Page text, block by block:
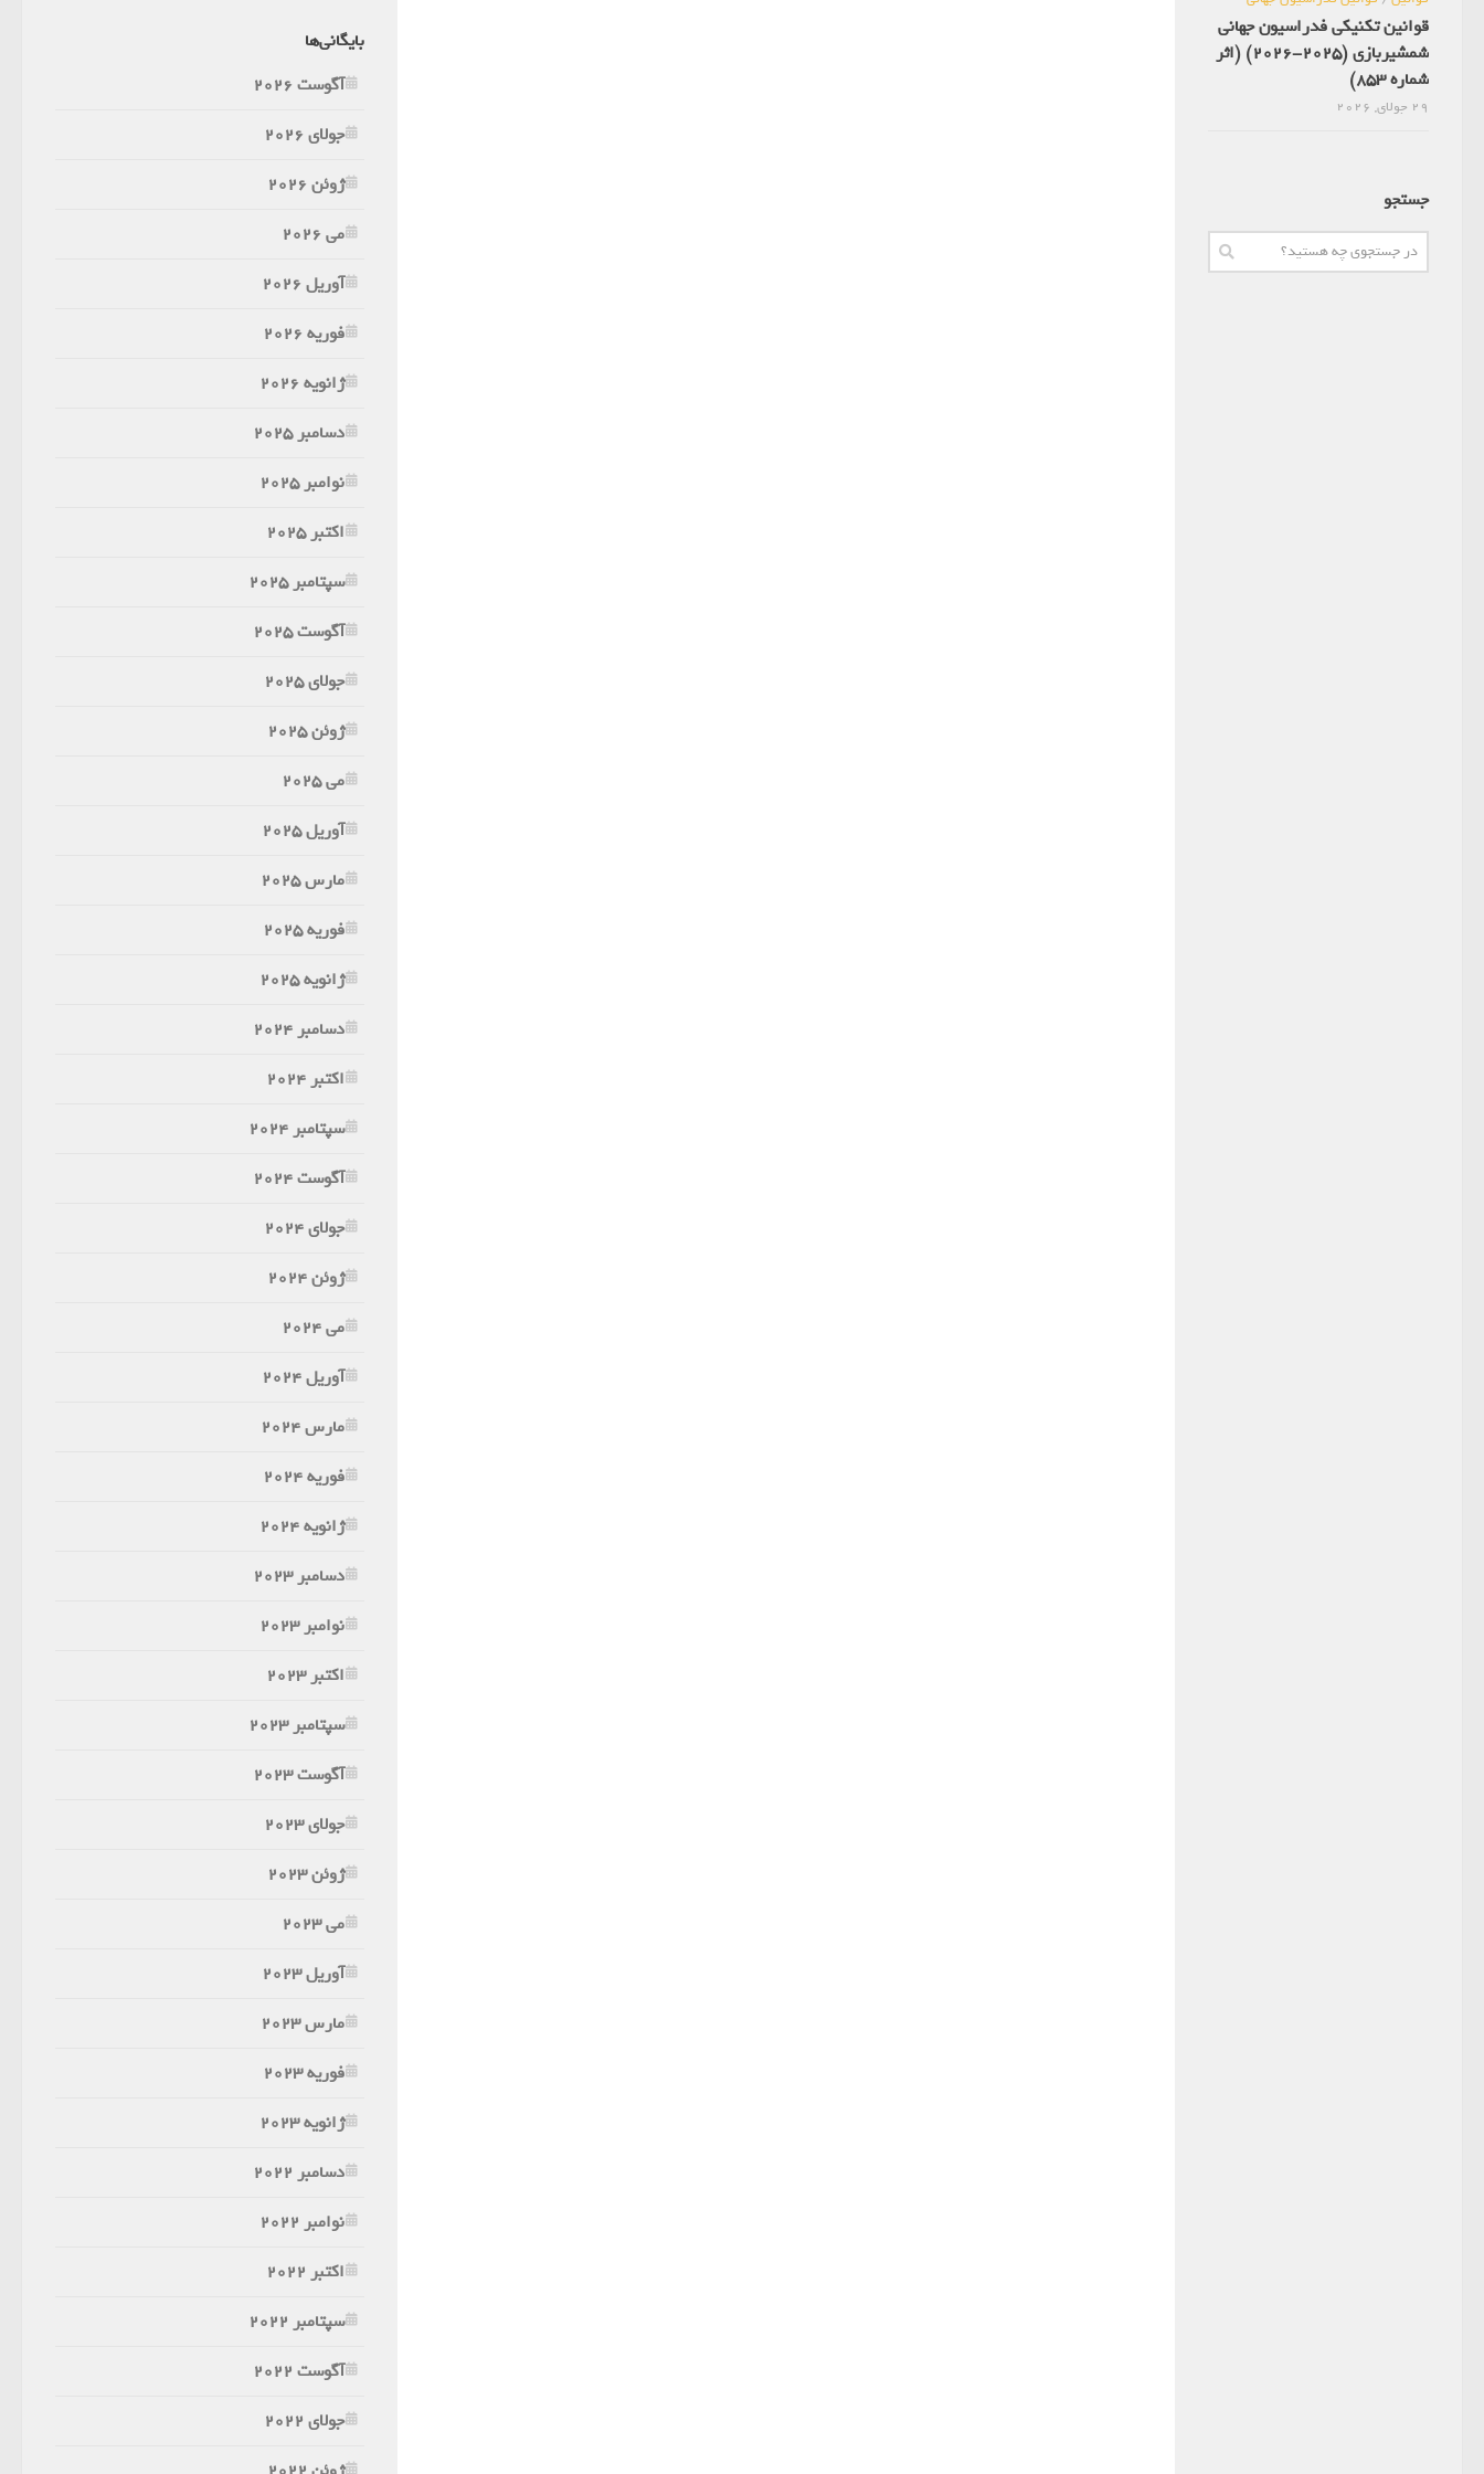
بایگانی‌ها
آگوست 2026
جولای 2026
ژوئن 2026
می 2026
آوریل 2026
فوریه 2026
ژانویه 2026
دسامبر 2025
نوامبر 2025
اکتبر 2025
سپتامبر 2025
آگوست 2025
جولای 2025
ژوئن 2025
می 2025
آوریل 2025
مارس 2025
فوریه 2025
ژانویه 2025
دسامبر 2024
اکتبر 2024
سپتامبر 2024
آگوست 2024
جولای 2024
ژوئن 2024
می 2024
آوریل 2024
مارس 2024
فوریه 2024
ژانویه 2024
دسامبر 2023
نوامبر 2023
اکتبر 2023
سپتامبر 2023
آگوست 2023
جولای 2023
ژوئن 2023
می 2023
آوریل 2023
مارس 2023
فوریه 2023
ژانویه 2023
دسامبر 2022
نوامبر 2022
اکتبر 2022
سپتامبر 2022
آگوست 2022
جولای 2022
قوانین تکنیکی فدراسیون جهانی
شمشیربازی (2025-2026) (اثر
شماره 853)
29 جولای, 2026
جستجو